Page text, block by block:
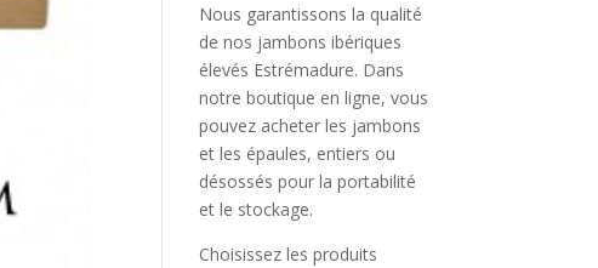
Nous garantissons la qualité
de nos jambons ibériques
élevés Estrémadure. Dans
notre boutique en ligne, vous
pouvez acheter les jambons
et les épaules, entiers ou
désossés pour la portabilité
et le stockage.
Choisissez les produits